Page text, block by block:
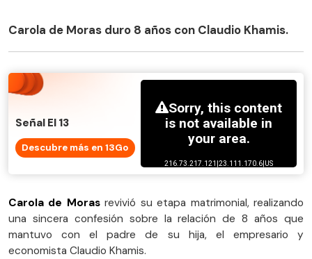
Carola de Moras duro 8 años con Claudio Khamis.
Señal El 13
Descubre más en 13Go
Carola de Morasrevivió su etapa matrimonial, realizando
una sincera confesión sobre la relación de 8 años que
mantuvo con el padre de su hija, el empresario y
economista Claudio Khamis.